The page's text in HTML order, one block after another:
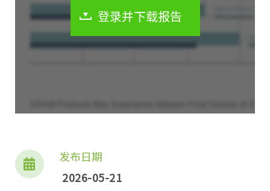
登录并下载报告
发布日期
2026-05-21